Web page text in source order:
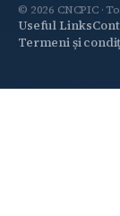
© 2026 CNCPIC ·
INFORMAȚII
UTILE
Useful Links
Termeni și